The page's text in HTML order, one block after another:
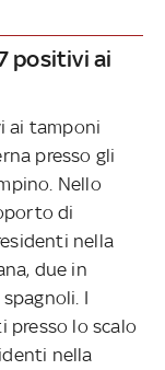
positivi ai
ai tamponi
presso gli
Nello
di
nella
due in
I
presso lo scalo
nella